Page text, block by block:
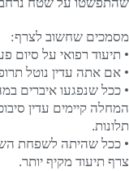
שהתפשטו על שטח נרחב, תוכל
מסמכים שחשוב לצרף:
• תיעוד רפואי על סיום
• אם אתה עדין נוטל
המחלה קיימים עדין
תלונות.
• ככל שהיתה לשפחת
צרף תיעוד מקיף יותר.